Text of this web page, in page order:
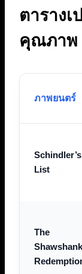
ตาราง
คุณภาพ
ภาพยนตร์
Schindler’s
List
The
Shawshank